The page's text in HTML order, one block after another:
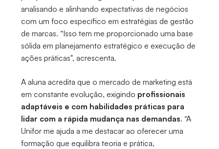
analisando e alinhando expectativas de negócios
com um foco específico em estratégias de gestão
de marcas. “Isso tem me proporcionado uma base
sólida em planejamento estratégico e execução de
ações práticas", acrescenta.
A aluna acredita que o mercado de marketing está
em constante evolução, exigindo profissionais
adaptáveis e com habilidades práticas para
lidar com a rápida mudança nas demandas. “A
Unifor me ajuda a me destacar ao oferecer uma
formação que equilibra teoria e prática,